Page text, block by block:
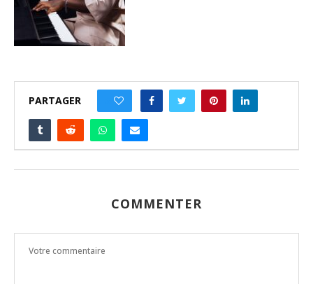
PARTAGER
COMMENTER